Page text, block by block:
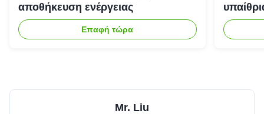
αποθήκευση ενέργειας
Επαφή τώρα
Mr. Liu